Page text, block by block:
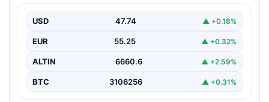
USD 47.74 ▲ +0.18%
EUR 55.25 ▲ +0.32%
ALTIN 6660.6 ▲ +2.59%
BTC 3106256 ▲ +0.31%